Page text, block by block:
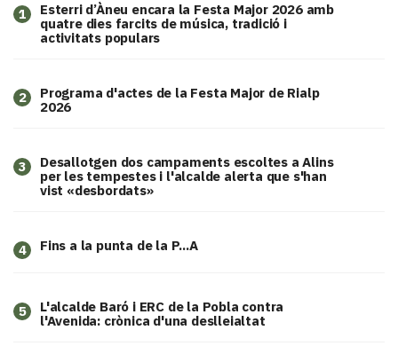
1
Esterri d’Àneu encara la Festa Major 2026 amb
quatre dies farcits de música, tradició i
activitats populars
2
Programa d'actes de la Festa Major de Rialp
2026
3
​Desallotgen dos campaments escoltes a Alins
per les tempestes i l'alcalde alerta que s'han
vist «desbordats»
4 Fins a la punta de la P...A
5
L'alcalde Baró i ERC de la Pobla contra
l'Avenida: crònica d'una deslleialtat